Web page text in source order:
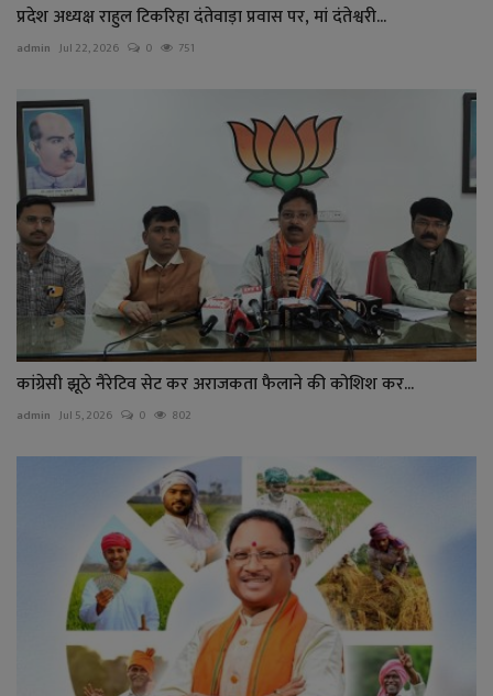
प्रदेश अध्यक्ष राहुल टिकरिहा दंतेवाड़ा प्रवास पर, मां दंतेश्वरी...
admin Jul 22, 2026 0 751
कांग्रेसी झूठे नैरेटिव सेट कर अराजकता फैलाने की कोशिश कर...
admin Jul 5, 2026 0 802